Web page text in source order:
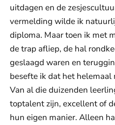
uitdagen en de
vermelding wilde ik
diploma. Maar toen ik met
de trap afliep, de hal
geslaagd waren en
besefte ik dat het helemaal
Van al die duizenden
toptalent zijn, excellent of
hun eigen manier. Alleen